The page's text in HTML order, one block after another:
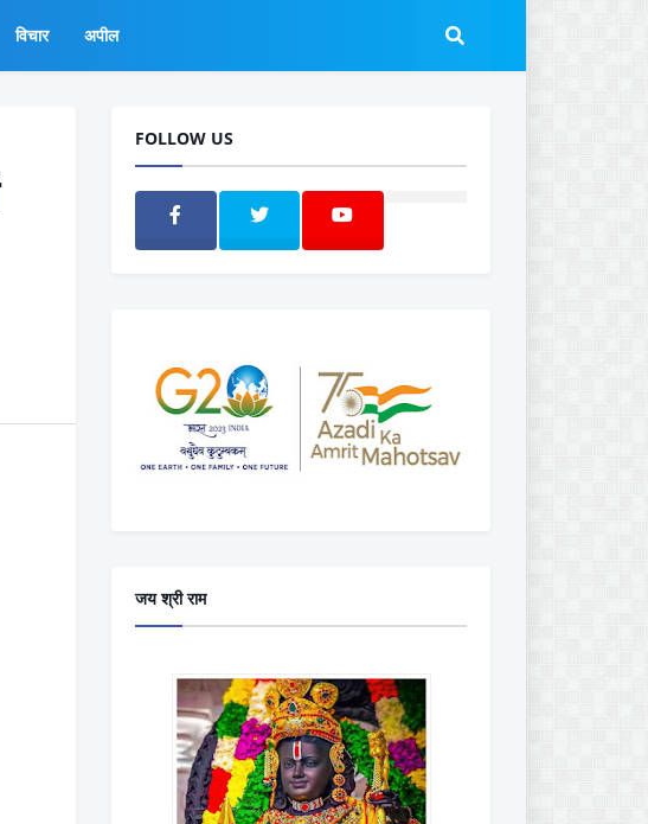
विचार अपील
FOLLOW US
जय श्री राम